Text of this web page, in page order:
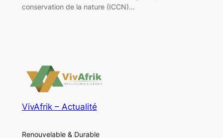
conservation de la nature (ICCN)…
VivAfrik – Actualité
Renouvelable & Durable